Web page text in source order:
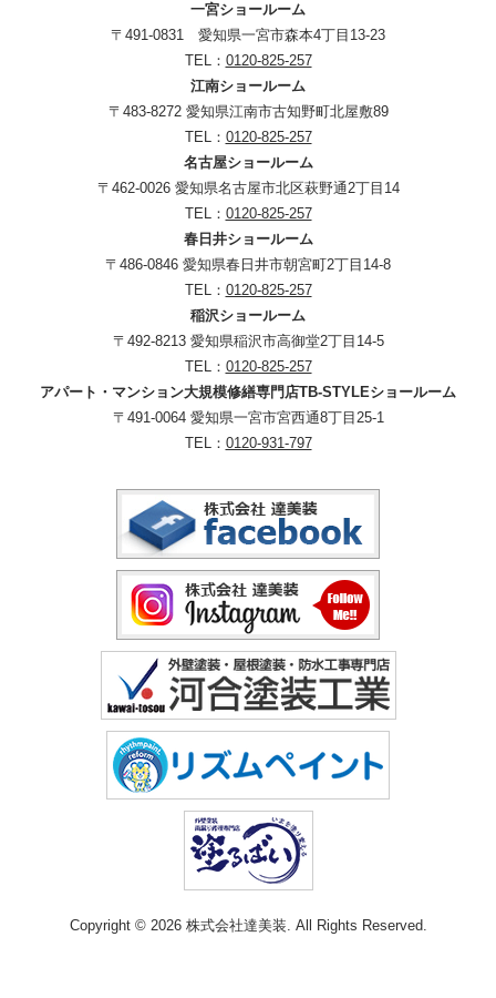
一宮ショールーム
〒491-0831 愛知県一宮市森本4丁目13-23
TEL： 0120-825-257
江南ショールーム
〒483-8272 愛知県江南市古知野町北屋敷89
TEL： 0120-825-257
名古屋ショールーム
〒462-0026 愛知県名古屋市北区萩野通2丁目14
TEL： 0120-825-257
春日井ショールーム
〒486-0846 愛知県春日井市朝宮町2丁目14-8
TEL： 0120-825-257
稲沢ショールーム
〒492-8213 愛知県稲沢市高御堂2丁目14-5
TEL： 0120-825-257
アパート・マンション大規模修繕専門店TB-STYLEショールーム
〒491-0064 愛知県一宮市宮西通8丁目25-1
TEL： 0120-931-797
Copyright © 2026 株式会社達美装. All Rights Reserved.